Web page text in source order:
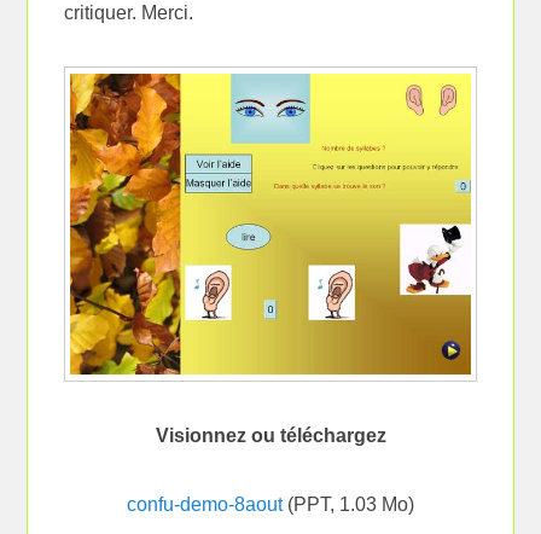
critiquer. Merci.
Visionnez ou téléchargez
confu-demo-8aout(PPT, 1.03 Mo)